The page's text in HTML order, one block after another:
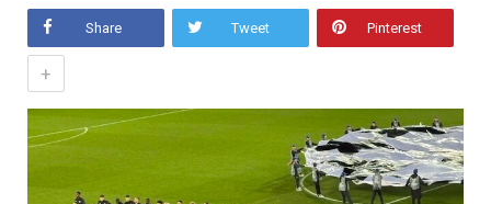
Share Tweet Pinterest
+